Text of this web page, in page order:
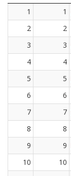
1 1
2
2
3
3
4
4
5
5
6
6
7
7
8
8
9
9
10
10